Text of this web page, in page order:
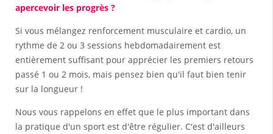
apercevoir les progrès ?
Si vous mélangez renforcement musculaire et cardio, un
rythme de 2 ou 3 sessions hebdomadairement est
entièrement suffisant pour apprécier les premiers retours
passé 1 ou 2 mois, mais pensez bien qu'il faut bien tenir
sur la longueur !
Nous vous rappelons en effet que le plus important dans
la pratique d'un sport est d'être régulier. C'est d'ailleurs